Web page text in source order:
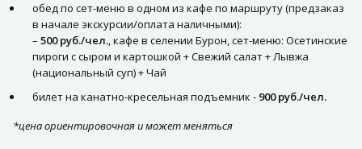
обед по сет-меню в одном из кафе по маршруту (предзаказ
в начале экскурсии/оплата наличными):
– 500 руб./чел., кафе в селении Бурон, сет-меню: Осетинские
пироги с сыром и картошкой + Свежий салат + Лывжа
(национальный суп) + Чай
билет на канатно-кресельная подъемник - 900 руб./чел.
*цена ориентировочная и может меняться